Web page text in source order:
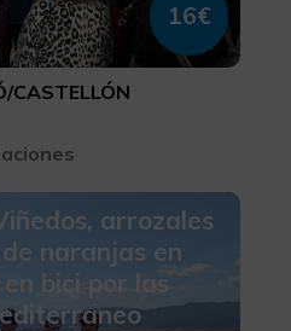
16€
CASTELLÓN
arrozales
naranjas en
bici por las